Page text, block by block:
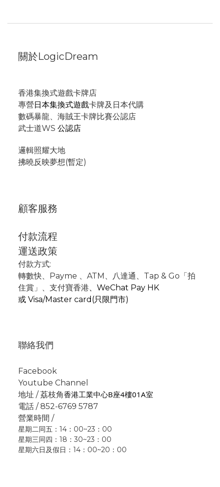
關於LogicDream
香港集換式遊戲卡牌店
專營日本集換式遊戲卡牌及日本代購
數碼暴龍、海賊王卡牌比賽公認店
武士道WS 公認店
邏輯照耀大地
拂曉反映夢想(暫定)
顧客服務
付款流程
運送政策
付款方式:
轉數快、Payme 、 ATM 、
八達通、Tap & Go「拍
住賞」 、支付寶香港、 WeChat Pay HK
或 Visa/Master card(只限門市)
聯絡我們
Facebook
Youtube Channel
地址 / 荔枝角香港工業中心B座4樓01A室
電話 / 852-6769 5787
營業時間 /
星期二同五：14：00~23：00
星期三同四：18：30~23：00
星期六日及假日：14：00~20：00